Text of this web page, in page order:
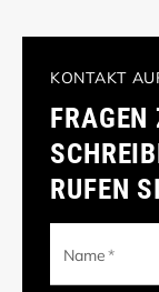
KONTAKT
FRAGEN
RUFEN
Name*